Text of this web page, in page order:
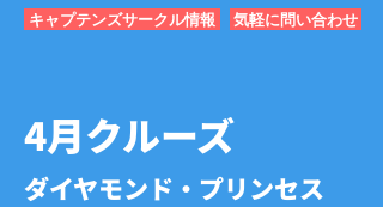
キャプテンズサークル情報 気軽に問い合わせ
4月クルーズ
ダイヤモンド・プリンセス